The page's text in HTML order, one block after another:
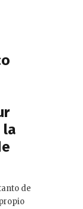
la
de